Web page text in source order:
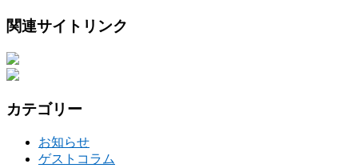
関連サイトリンク
カテゴリー
お知らせ
ゲストコラム